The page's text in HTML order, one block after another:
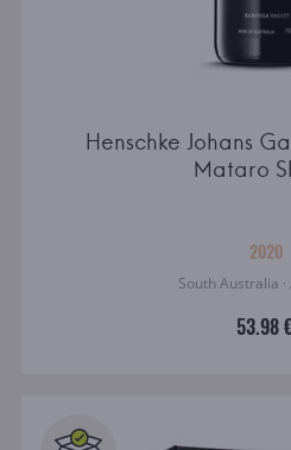
Henschke Johans
Mataro
2020
South Australia
53.98